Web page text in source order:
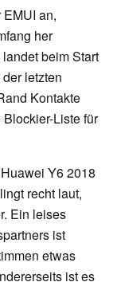
an,
her
beim Start
letzten
Kontakte
Liste für
Y6 2018
recht laut,
Ein leises
ist
etwas
ist es